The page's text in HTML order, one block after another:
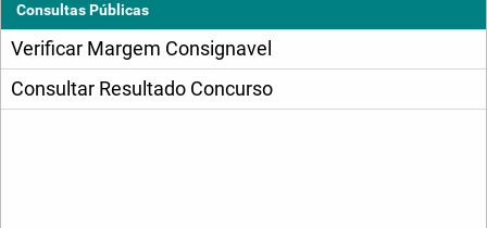
Consultas Públicas
Verificar Margem Consignavel
Consultar Resultado Concurso